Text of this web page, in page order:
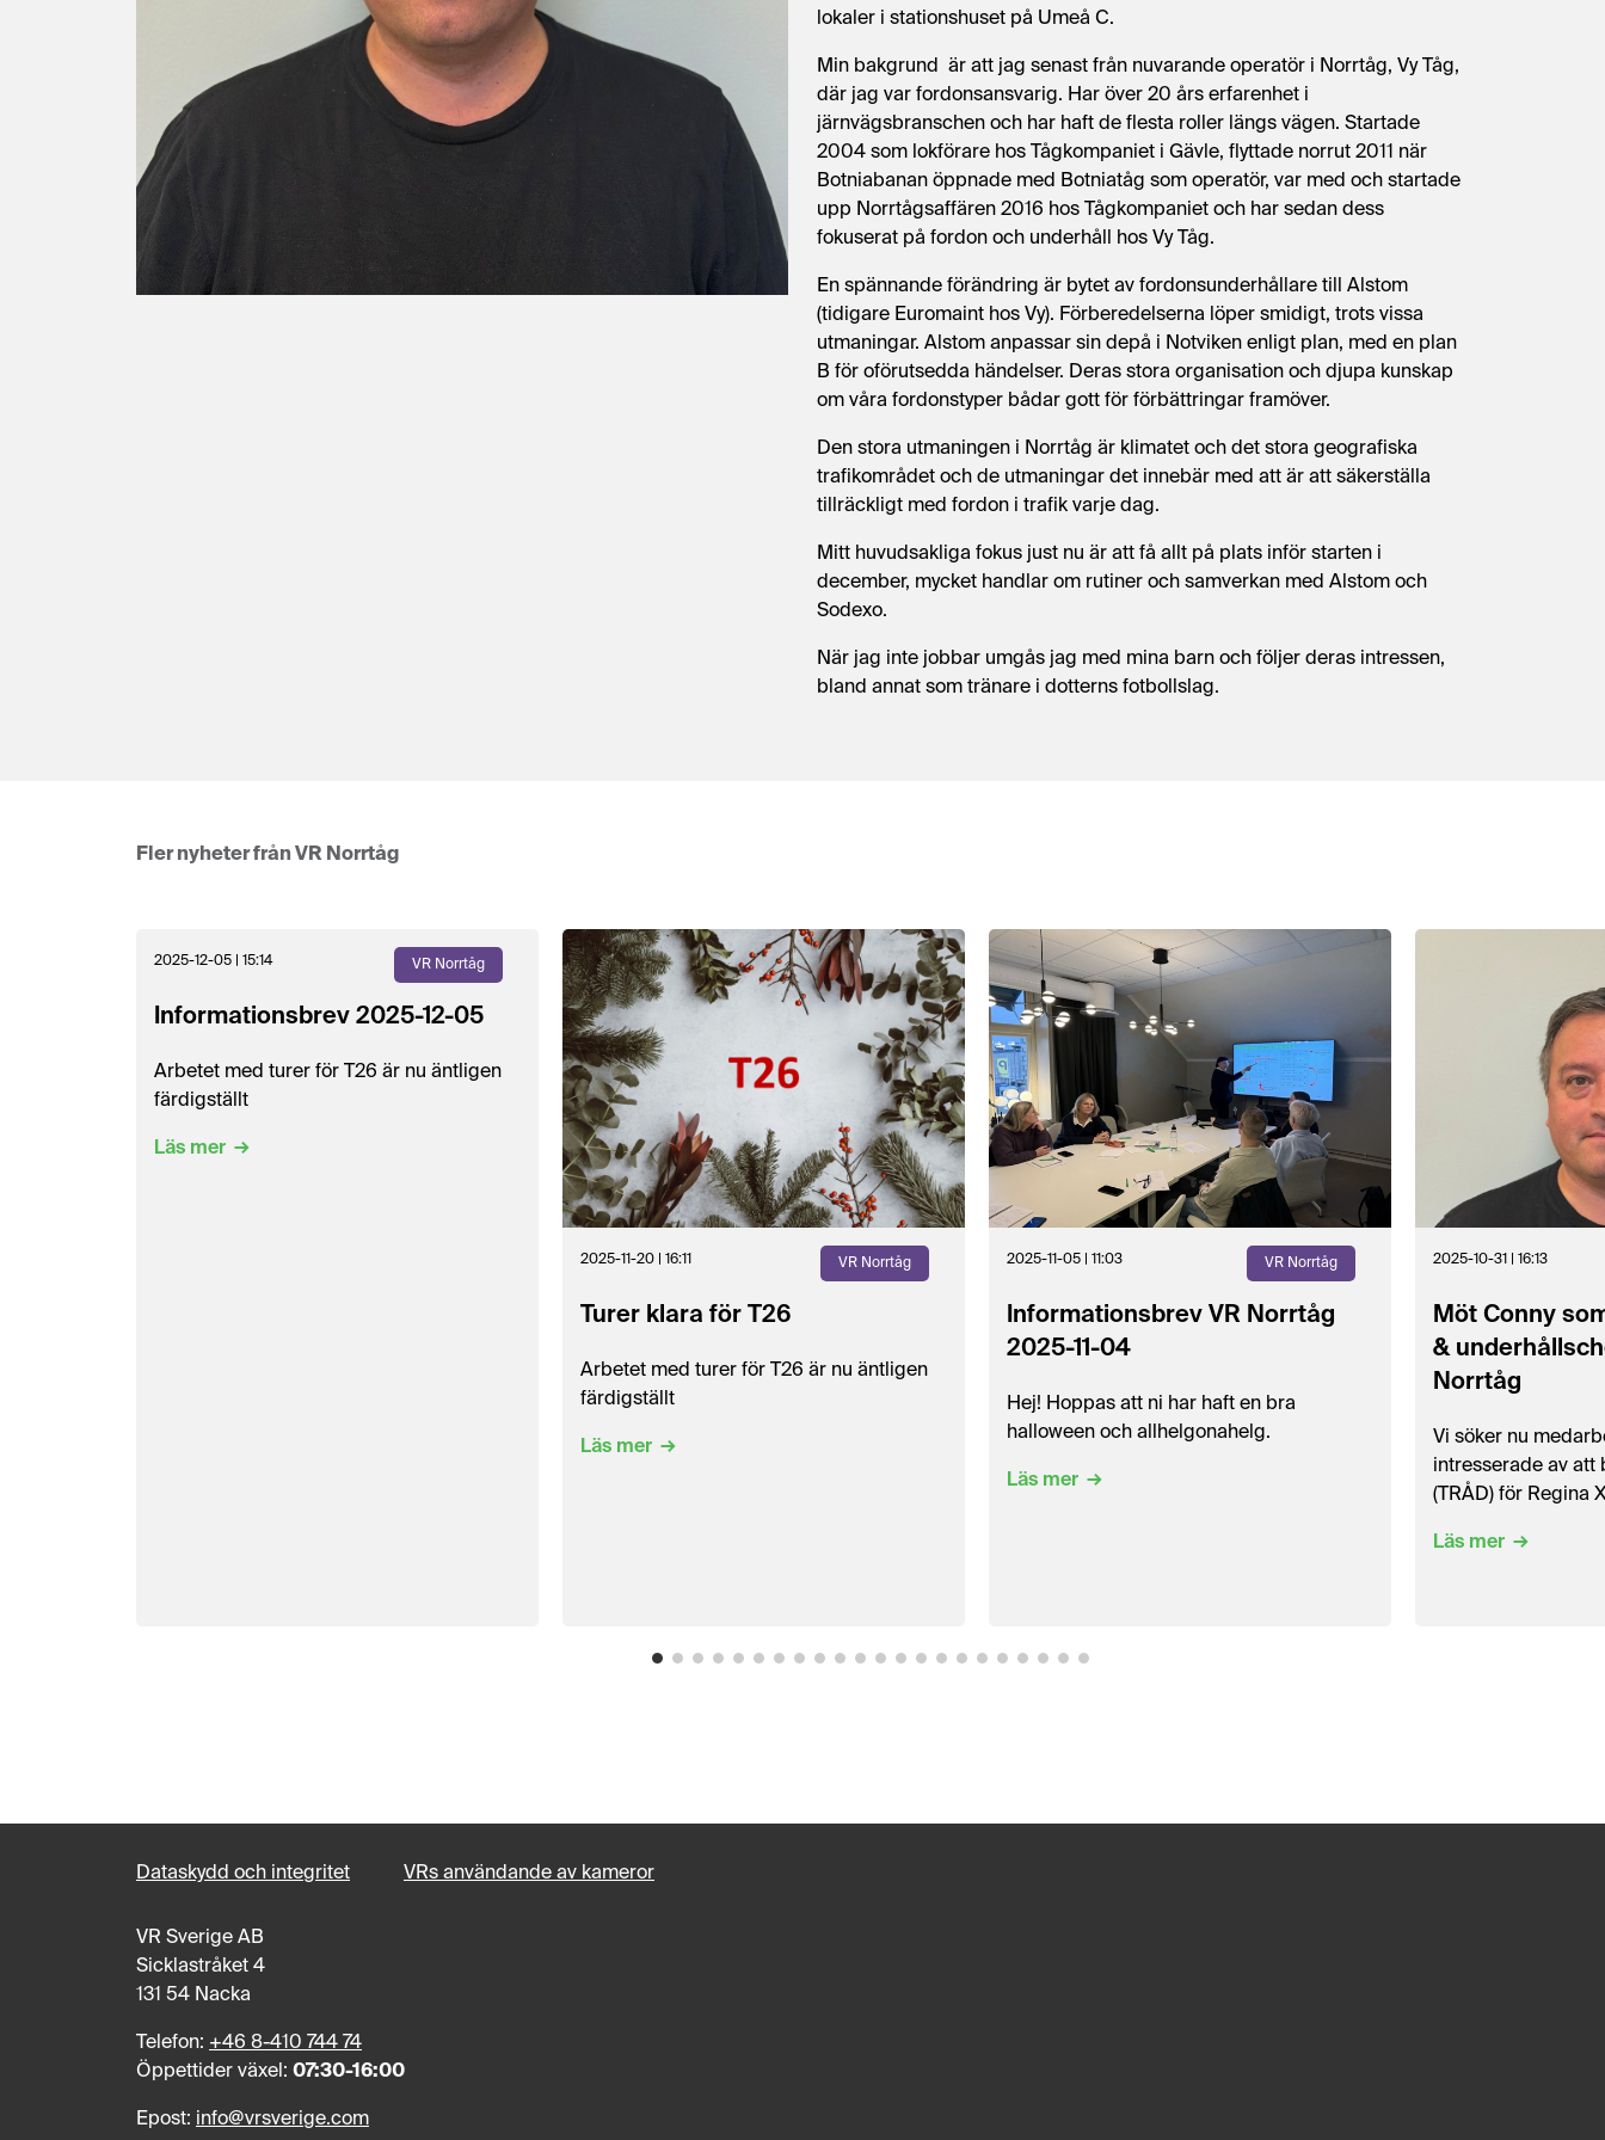
lokaler i stationshuset på Umeå C.
Min bakgrund är att jag senast från nuvarande operatör i Norrtåg, Vy Tåg,
där jag var fordonsansvarig. Har över 20 års erfarenhet i
järnvägsbranschen och har haft de flesta roller längs vägen. Startade
2004 som lokförare hos Tågkompaniet i Gävle, flyttade norrut 2011 när
Botniabanan öppnade med Botniatåg som operatör, var med och startade
upp Norrtågsaffären 2016 hos Tågkompaniet och har sedan dess
fokuserat på fordon och underhåll hos Vy Tåg.
En spännande förändring är bytet av fordonsunderhållare till Alstom
(tidigare Euromaint hos Vy). Förberedelserna löper smidigt, trots vissa
utmaningar. Alstom anpassar sin depå i Notviken enligt plan, med en plan
B för oförutsedda händelser. Deras stora organisation och djupa kunskap
om våra fordonstyper bådar gott för förbättringar framöver.
Den stora utmaningen i Norrtåg är klimatet och det stora geografiska
trafikområdet och de utmaningar det innebär med att är att säkerställa
tillräckligt med fordon i trafik varje dag.
Mitt huvudsakliga fokus just nu är att få allt på plats inför starten i
december, mycket handlar om rutiner och samverkan med Alstom och
Sodexo.
När jag inte jobbar umgås jag med mina barn och följer deras intressen,
bland annat som tränare i dotterns fotbollslag.
Fler nyheter från VR Norrtåg
2025-12-05 | 15:14 VR Norrtåg
Informationsbrev 2025-12-05
Arbetet med turer för T26 är nu äntligen
färdigställt
Läs mer
2025-11-20 | 16:11 VR Norrtåg
Turer klara för T26
Arbetet med turer för T26 är nu äntligen
färdigställt
Läs mer
2025-11-05 | 11:03 VR Norrtåg
Informationsbrev VR Norrtåg
2025-11-04
Hej! Hoppas att ni har haft en bra
halloween och allhelgonahelg.
Läs mer
2025-10-31 | 16:13
Möt Conny
&
Norrtåg
Vi söker nu
intresserade av att
(TRÅD) för Regina
Läs mer
Dataskydd och integritet VRs användande av kameror
VR Sverige AB
Sicklastråket 4
131 54 Nacka
Telefon: +46 8-410 744 74
Öppettider växel: 07:30-16:00
Epost: info@vrsverige.com